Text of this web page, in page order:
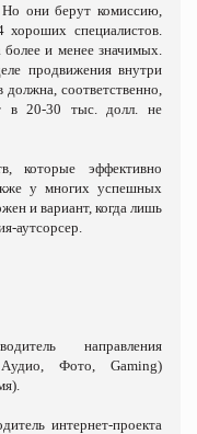
Но они берут комиссию,
хороших специалистов.
более и менее значимых.
продвижения внутри
соответственно,
в 20-30 тыс. долл. не
которые эффективно
у многих успешных
и вариант, когда лишь
аутсорсер.
направления
Фото, Gaming)
интернет-проекта